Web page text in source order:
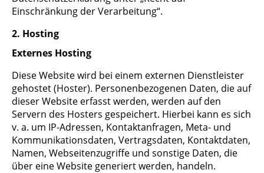
Einschränkung der Verarbeitung“.
2. Hosting
Externes Hosting
Diese Website wird bei einem externen Dienstleister
gehostet (Hoster). Personenbezogenen Daten, die auf
dieser Website erfasst werden, werden auf den
Servern des Hosters gespeichert. Hierbei kann es sich
v. a. um IP-Adressen, Kontaktanfragen, Meta- und
Kommunikationsdaten, Vertragsdaten, Kontaktdaten,
Namen, Webseitenzugriffe und sonstige Daten, die
über eine Website generiert werden, handeln.